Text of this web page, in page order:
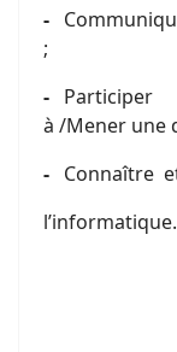
-
;
- Participer
à /Mener une
- Connaître
l’informatique.